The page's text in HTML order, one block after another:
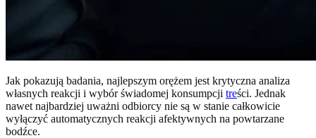
Jak pokazują badania, najlepszym orężem jest krytyczna analiza
własnych reakcji i wybór świadomej konsumpcji treści. Jednak
nawet najbardziej uważni odbiorcy nie są w stanie całkowicie
wyłączyć automatycznych reakcji afektywnych na powtarzane
bodźce.